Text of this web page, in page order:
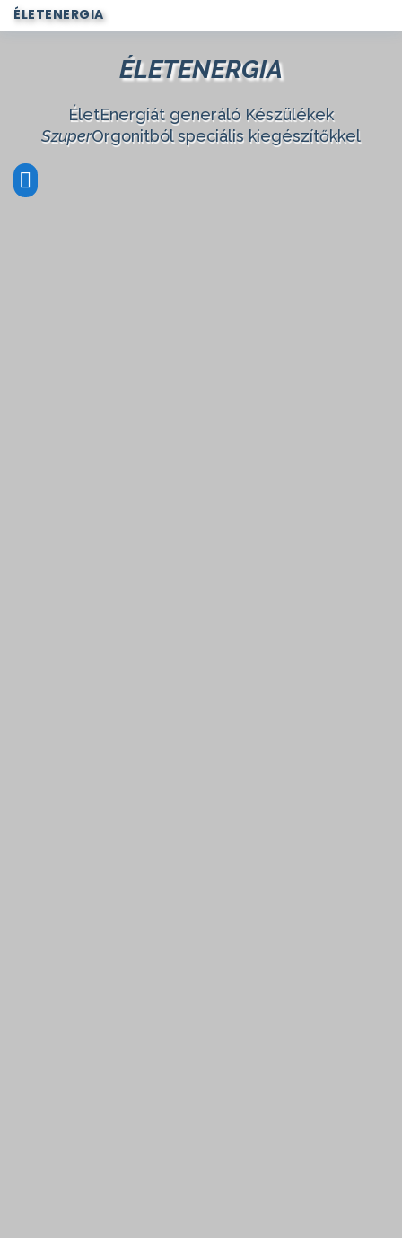
ÉLETENERGIA
ÉLETENERGIA
ÉletEnergiát generáló Készülékek
SzuperOrgonitból speciális kiegészítőkkel